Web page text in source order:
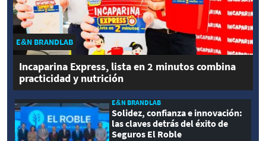
E&N BRANDLAB
Incaparina Express, lista en 2 minutos combina
practicidad y nutrición
E&N BRANDLAB
Solidez, confianza e innovación:
las claves detrás del éxito de
Seguros El Roble